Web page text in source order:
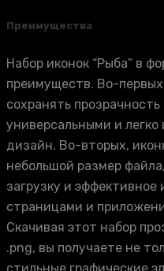
Преимущества
Набор иконок “Рыба” в
преимуществ. Во-
сохранять
универсальными и
дизайн. Во-вторых,
небольшой размер
загрузку и эффективное
страницами и
Скачивая этот набор
.png, вы получаете не